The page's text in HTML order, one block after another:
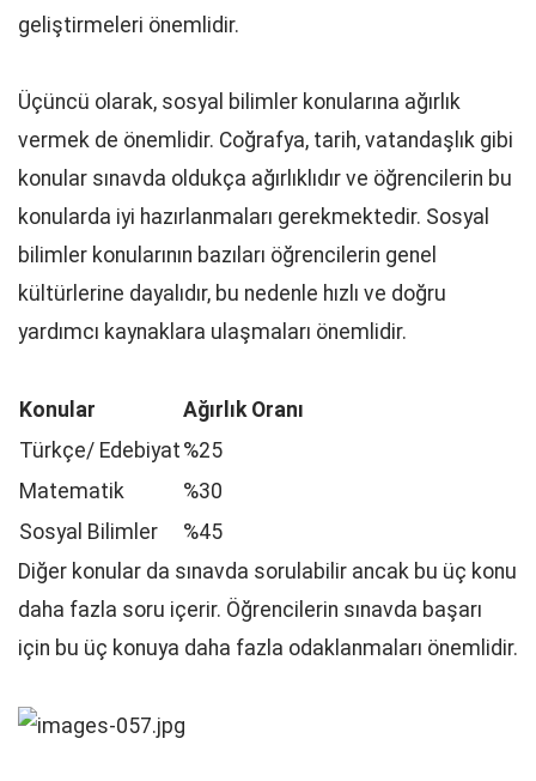
geliştirmeleri önemlidir.
Üçüncü olarak, sosyal bilimler konularına ağırlık
vermek de önemlidir. Coğrafya, tarih, vatandaşlık gibi
konular sınavda oldukça ağırlıklıdır ve öğrencilerin bu
konularda iyi hazırlanmaları gerekmektedir. Sosyal
bilimler konularının bazıları öğrencilerin genel
kültürlerine dayalıdır, bu nedenle hızlı ve doğru
yardımcı kaynaklara ulaşmaları önemlidir.
Konular
Ağırlık Oranı
Türkçe/ Edebiyat %25
Matematik
%30
Sosyal Bilimler
%45
Diğer konular da sınavda sorulabilir ancak bu üç konu
daha fazla soru içerir. Öğrencilerin sınavda başarı
için bu üç konuya daha fazla odaklanmaları önemlidir.